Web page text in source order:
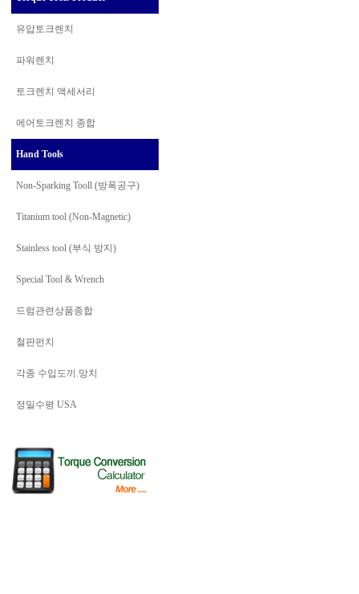
유압토크렌치
파워렌치
토크렌치 액세서리
에어토크렌치 종합
Hand Tools
Non-Sparking Tooll (방폭공구)
Titanium tool (Non-Magnetic)
Stainless tool (부식 방지)
Special Tool & Wrench
드럼관련상품종합
철판펀치
각종 수입도끼.망치
정밀수평 USA